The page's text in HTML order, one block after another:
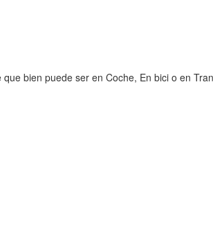
bien puede ser en Coche, En bici o en